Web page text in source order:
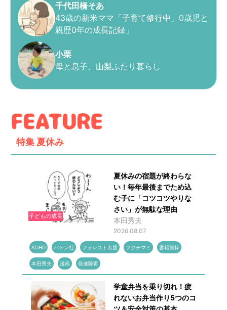
千代田橋そあ
43歳の新米ママ「子育て修行中」0歳児と
親歴0年の成長記録」
小栗
母と息子、山梨ふたり暮らし
特集 夏休み
子どもの成長
夏休みの宿題が終わらな
い！毎年最後までため込
む子に「コツコツやりな
さい」が無駄な理由
本田秀夫
2026.08.07
ADHD バトン社 フォレスト出版 フクチマミ 書籍抜粋
本田秀夫 漫画 発達障害
学童弁当を乗り切れ！疲
れないお弁当作り5つのコ